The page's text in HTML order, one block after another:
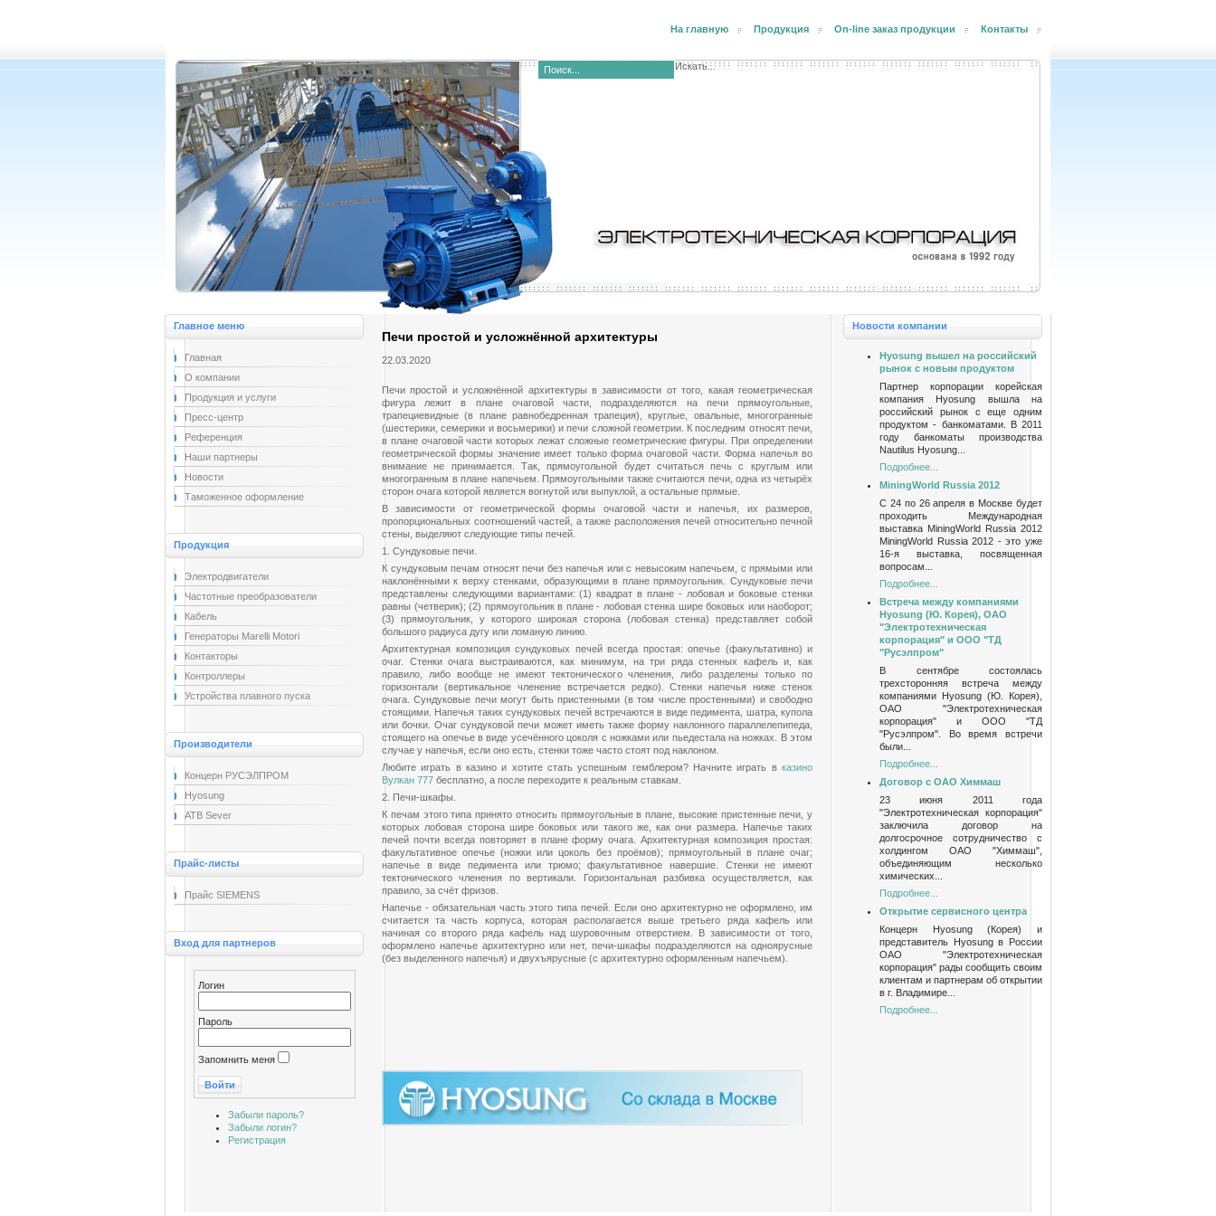
На главную Продукция On-line заказ продукции Контакты
Искать...
Главное меню
Главная
О компании
Продукция и услуги
Пресс-центр
Референция
Наши партнеры
Новости
Таможенное оформление
Продукция
Электродвигатели
Частотные преобразователи
Кабель
Генераторы Marelli Motori
Контакторы
Контроллеры
Устройства плавного пуска
Производители
Концерн РУСЭЛПРОМ
Hyosung
ATB Sever
Прайс-листы
Прайс SIEMENS
Вход для партнеров
Логин
Пароль
Запомнить меня
Забыли пароль?
Забыли логин?
Регистрация
Печи простой и усложнённой архитектуры
22.03.2020
Печи простой и усложнённой архитектуры в зависимости от того, какая геометрическая
фигура лежит в плане очаговой части, подразделяются на печи прямоугольные,
трапециевидные (в плане равнобедренная трапеция), круглые, овальные, многогранные
(шестерики, семерики и восьмерики) и печи сложной геометрии. К последним относят печи,
в плане очаговой части которых лежат сложные геометрические фигуры. При определении
геометрической формы значение имеет только форма очаговой части. Форма напечья во
внимание не принимается. Так, прямоугольной будет считаться печь с круглым или
многогранным в плане напечьем. Прямоугольными также считаются печи, одна из четырёх
сторон очага которой является вогнутой или выпуклой, а остальные прямые.
В зависимости от геометрической формы очаговой части и напечья, их размеров,
пропорциональных соотношений частей, а также расположения печей относительно печной
стены, выделяют следующие типы печей.
1. Сундуковые печи.
К сундуковым печам относят печи без напечья или с невысоким напечьем, с прямыми или
наклонёнными к верху стенками, образующими в плане прямоугольник. Сундуковые печи
представлены следующими вариантами: (1) квадрат в плане - лобовая и боковые стенки
равны (четверик); (2) прямоугольник в плане - лобовая стенка шире боковых или наоборот;
(3) прямоугольник, у которого широкая сторона (лобовая стенка) представляет собой
большого радиуса дугу или ломаную линию.
Архитектурная композиция сундуковых печей всегда простая: опечье (факультативно) и
очаг. Стенки очага выстраиваются, как минимум, на три ряда стенных кафель и, как
правило, либо вообще не имеют тектонического членения, либо разделены только по
горизонтали (вертикальное членение встречается редко). Стенки напечья ниже стенок
очага. Сундуковые печи могут быть пристенными (в том числе простенными) и свободно
стоящими. Напечья таких сундуковых печей встречаются в виде педимента, шатра, купола
или бочки. Очаг сундуковой печи может иметь также форму наклонного параллелепипеда,
стоящего на опечье в виде усечённого цоколя с ножками или пьедестала на ножках. В этом
случае у напечья, если оно есть, стенки тоже часто стоят под наклоном.
Любите играть в казино и хотите стать успешным гемблером? Начните играть в казино
Вулкан 777 бесплатно, а после переходите к реальным ставкам.
2. Печи-шкафы.
К печам этого типа принято относить прямоугольные в плане, высокие пристенные печи, у
которых лобовая сторона шире боковых или такого же, как они размера. Напечье таких
печей почти всегда повторяет в плане форму очага. Архитектурная композиция простая:
факультативное опечье (ножки или цоколь без проёмов); прямоугольный в плане очаг;
напечье в виде педимента или трюмо; факультативное навершие. Стенки не имеют
тектонического членения по вертикали. Горизонтальная разбивка осуществляется, как
правило, за счёт фризов.
Напечье - обязательная часть этого типа печей. Если оно архитектурно не оформлено, им
считается та часть корпуса, которая располагается выше третьего ряда кафель или
начиная со второго ряда кафель над шуровочным отверстием. В зависимости от того,
оформлено напечье архитектурно или нет, печи-шкафы подразделяются на одноярусные
(без выделенного напечья) и двухъярусные (с архитектурно оформленным напечьем).
Новости компании
Hyosung вышел на российский
рынок с новым продуктом
Партнер корпорации корейская
компания Hyosung вышла на
российский рынок с еще одним
продуктом - банкоматами. В 2011
году банкоматы производства
Nautilus Hyosung...
Подробнее...
MiningWorld Russia 2012
С 24 по 26 апреля в Москве будет
проходить Международная
выставка MiningWorld Russia 2012
MiningWorld Russia 2012 - это уже
16-я выставка, посвященная
вопросам...
Подробнее...
Встреча между компаниями
Hyosung (Ю. Корея), ОАО
"Электротехническая
корпорация" и ООО "ТД
"Русэлпром"
В сентябре состоялась
трехсторонняя встреча между
компаниями Hyosung (Ю. Корея),
ОАО "Электротехническая
корпорация" и ООО "ТД
"Русэлпром". Во время встречи
были...
Подробнее...
Договор с ОАО Химмаш
23 июня 2011 года
"Электротехническая корпорация"
заключила договор на
долгосрочное сотрудничество с
холдингом ОАО "Химмаш",
объединяющим несколько
химических...
Подробнее...
Открытие сервисного центра
Концерн Hyosung (Корея) и
представитель Hyosung в России
ОАО "Электротехническая
корпорация" рады сообщить своим
клиентам и партнерам об открытии
в г. Владимире...
Подробнее...